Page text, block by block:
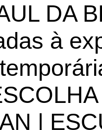
DA
à
|